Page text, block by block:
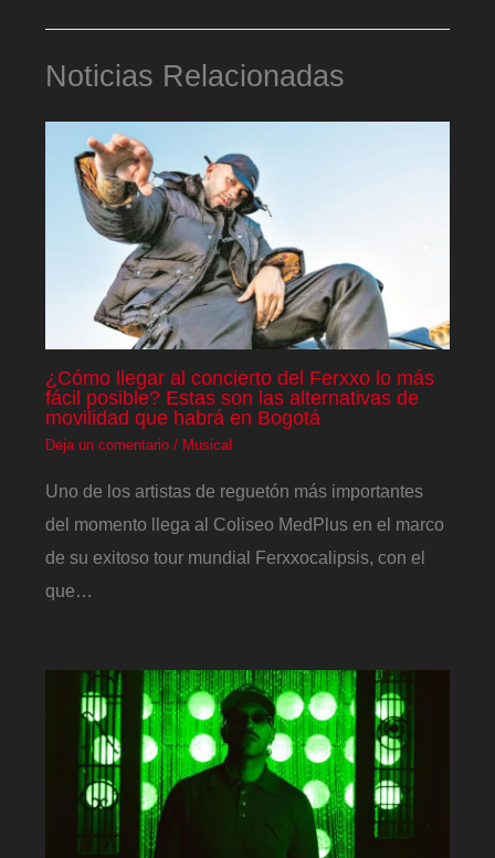
Noticias Relacionadas
¿Cómo llegar al concierto del Ferxxo lo más
fácil posible? Estas son las alternativas de
movilidad que habrá en Bogotá
Deja un comentario / Musical
Uno de los artistas de reguetón más importantes
del momento llega al Coliseo MedPlus en el marco
de su exitoso tour mundial Ferxxocalipsis, con el
que…